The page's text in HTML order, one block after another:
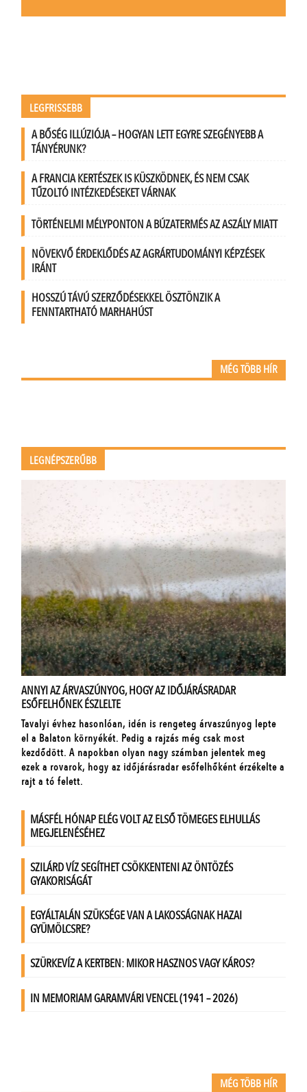
LEGFRISSEBB
A BŐSÉG ILLÚZIÓJA – HOGYAN LETT EGYRE SZEGÉNYEBB A
TÁNYÉRUNK?
A FRANCIA KERTÉSZEK IS KÜSZKÖDNEK, ÉS NEM CSAK
TŰZOLTÓ INTÉZKEDÉSEKET VÁRNAK
TÖRTÉNELMI MÉLYPONTON A BÚZATERMÉS AZ ASZÁLY MIATT
NÖVEKVŐ ÉRDEKLŐDÉS AZ AGRÁRTUDOMÁNYI KÉPZÉSEK
IRÁNT
HOSSZÚ TÁVÚ SZERZŐDÉSEKKEL ÖSZTÖNZIK A
FENNTARTHATÓ MARHAHÚST
MÉG TÖBB HÍR
LEGNÉPSZERŰBB
MÉG TÖBB HÍR